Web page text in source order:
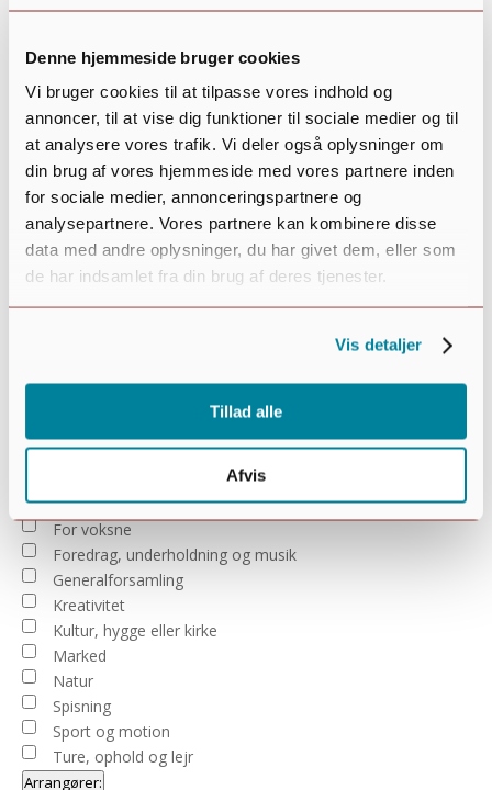
Denne hjemmeside bruger cookies
Vi bruger cookies til at tilpasse vores indhold og
annoncer, til at vise dig funktioner til sociale medier og til
at analysere vores trafik. Vi deler også oplysninger om
din brug af vores hjemmeside med vores partnere inden
for sociale medier, annonceringspartnere og
analysepartnere. Vores partnere kan kombinere disse
data med andre oplysninger, du har givet dem, eller som
de har indsamlet fra din brug af deres tjenester.
Vis detaljer
Tillad alle
Afvis
to
with
the
filtered
results.
Clear
Begivenhedstype:
filter
For ældre
For familier
For voksne
Foredrag, underholdning og musik
Generalforsamling
Kreativitet
Kultur, hygge eller kirke
Marked
Natur
Spisning
Sport og motion
Ture, ophold og lejr
Arrangører: